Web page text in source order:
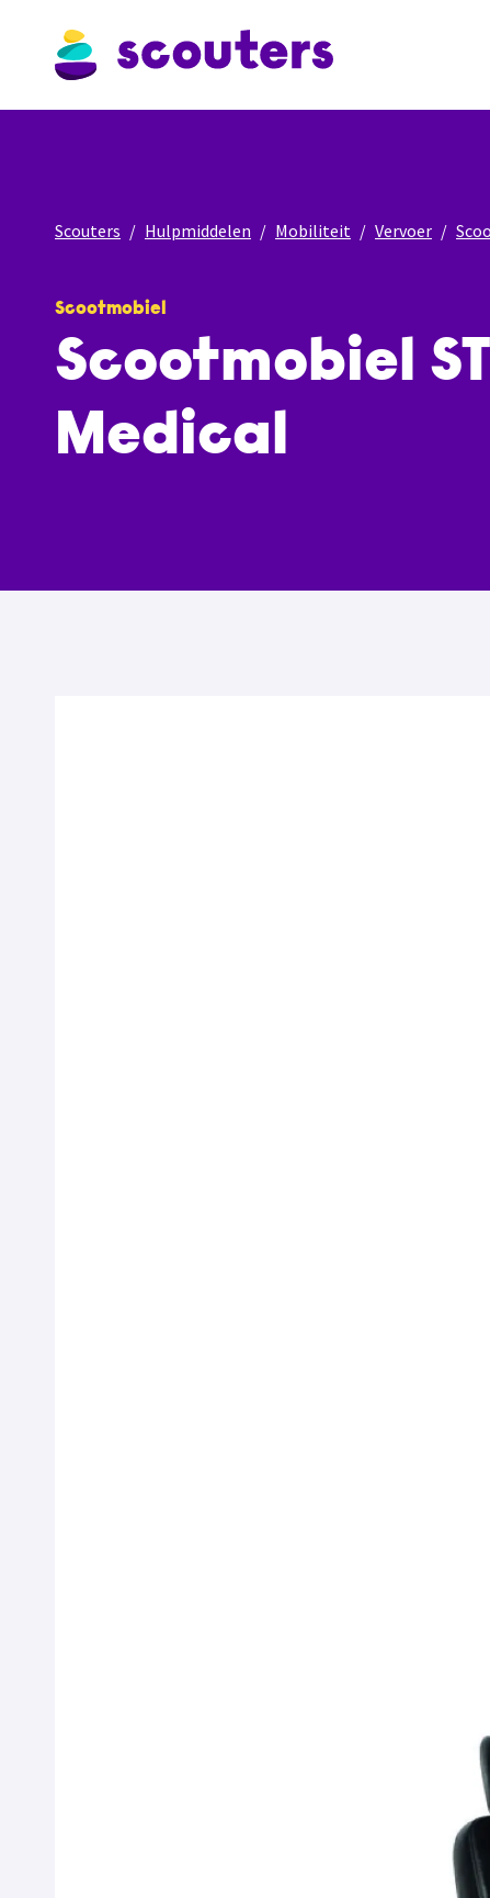
Scouters Hulpmiddelen Mobiliteit Vervoer
Scootmobiel
Scootmobiel
Medical